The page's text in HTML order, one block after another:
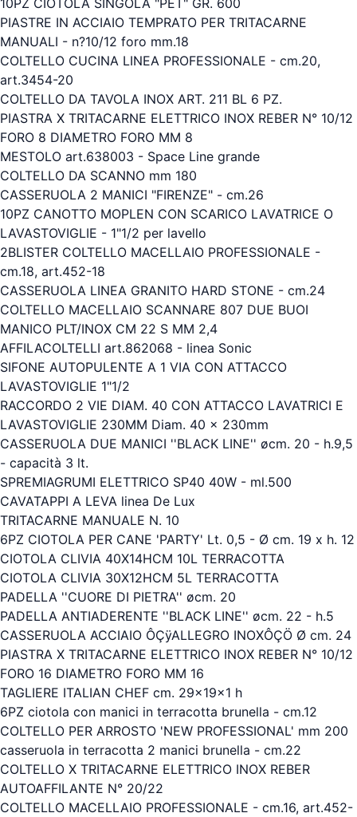
10PZ CIOTOLA SINGOLA "PET" GR. 600
PIASTRE IN ACCIAIO TEMPRATO PER TRITACARNE
MANUALI - n?10/12 foro mm.18
COLTELLO CUCINA LINEA PROFESSIONALE - cm.20,
art.3454-20
COLTELLO DA TAVOLA INOX ART. 211 BL 6 PZ.
PIASTRA X TRITACARNE ELETTRICO INOX REBER N° 10/12
FORO 8 DIAMETRO FORO MM 8
MESTOLO art.638003 - Space Line grande
COLTELLO DA SCANNO mm 180
CASSERUOLA 2 MANICI "FIRENZE" - cm.26
10PZ CANOTTO MOPLEN CON SCARICO LAVATRICE O
LAVASTOVIGLIE - 1"1/2 per lavello
2BLISTER COLTELLO MACELLAIO PROFESSIONALE -
cm.18, art.452-18
CASSERUOLA LINEA GRANITO HARD STONE - cm.24
COLTELLO MACELLAIO SCANNARE 807 DUE BUOI
MANICO PLT/INOX CM 22 S MM 2,4
AFFILACOLTELLI art.862068 - linea Sonic
SIFONE AUTOPULENTE A 1 VIA CON ATTACCO
LAVASTOVIGLIE 1"1/2
RACCORDO 2 VIE DIAM. 40 CON ATTACCO LAVATRICI E
LAVASTOVIGLIE 230MM Diam. 40 x 230mm
CASSERUOLA DUE MANICI ''BLACK LINE'' øcm. 20 - h.9,5
- capacità 3 lt.
SPREMIAGRUMI ELETTRICO SP40 40W - ml.500
CAVATAPPI A LEVA linea De Lux
TRITACARNE MANUALE N. 10
6PZ CIOTOLA PER CANE 'PARTY' Lt. 0,5 - Ø cm. 19 x h. 12
CIOTOLA CLIVIA 40X14HCM 10L TERRACOTTA
CIOTOLA CLIVIA 30X12HCM 5L TERRACOTTA
PADELLA ''CUORE DI PIETRA'' øcm. 20
PADELLA ANTIADERENTE ''BLACK LINE'' øcm. 22 - h.5
CASSERUOLA ACCIAIO ÔÇÿALLEGRO INOXÔÇÖ Ø cm. 24
PIASTRA X TRITACARNE ELETTRICO INOX REBER N° 10/12
FORO 16 DIAMETRO FORO MM 16
TAGLIERE ITALIAN CHEF cm. 29x19x1 h
6PZ ciotola con manici in terracotta brunella - cm.12
COLTELLO PER ARROSTO 'NEW PROFESSIONAL' mm 200
casseruola in terracotta 2 manici brunella - cm.22
COLTELLO X TRITACARNE ELETTRICO INOX REBER
AUTOAFFILANTE N° 20/22
COLTELLO MACELLAIO PROFESSIONALE - cm.16, art.452-